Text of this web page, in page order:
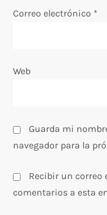
r
Correo electrónico *
Web
Guarda mi
navegador para la
Recibir un correo
comentarios a esta